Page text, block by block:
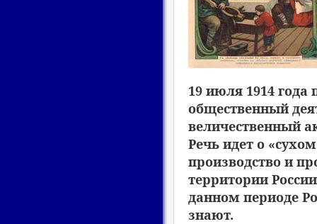
19 июля 1914
общественный
величественный
Речь идет о
производство и
территории
данном периоде
знают.